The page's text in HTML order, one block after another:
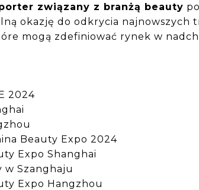
związany z branżą beauty
okazję do odkrycia najnowszych
mogą zdefiniować rynek w
2024
Beauty Expo 2024
Expo Shanghai
w Szanghaju
Expo Hangzhou